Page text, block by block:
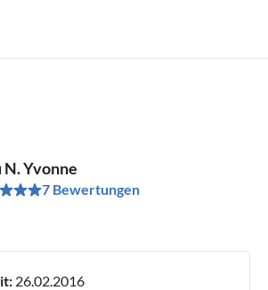
N. Yvonne
7 Bewertungen
26.02.2016